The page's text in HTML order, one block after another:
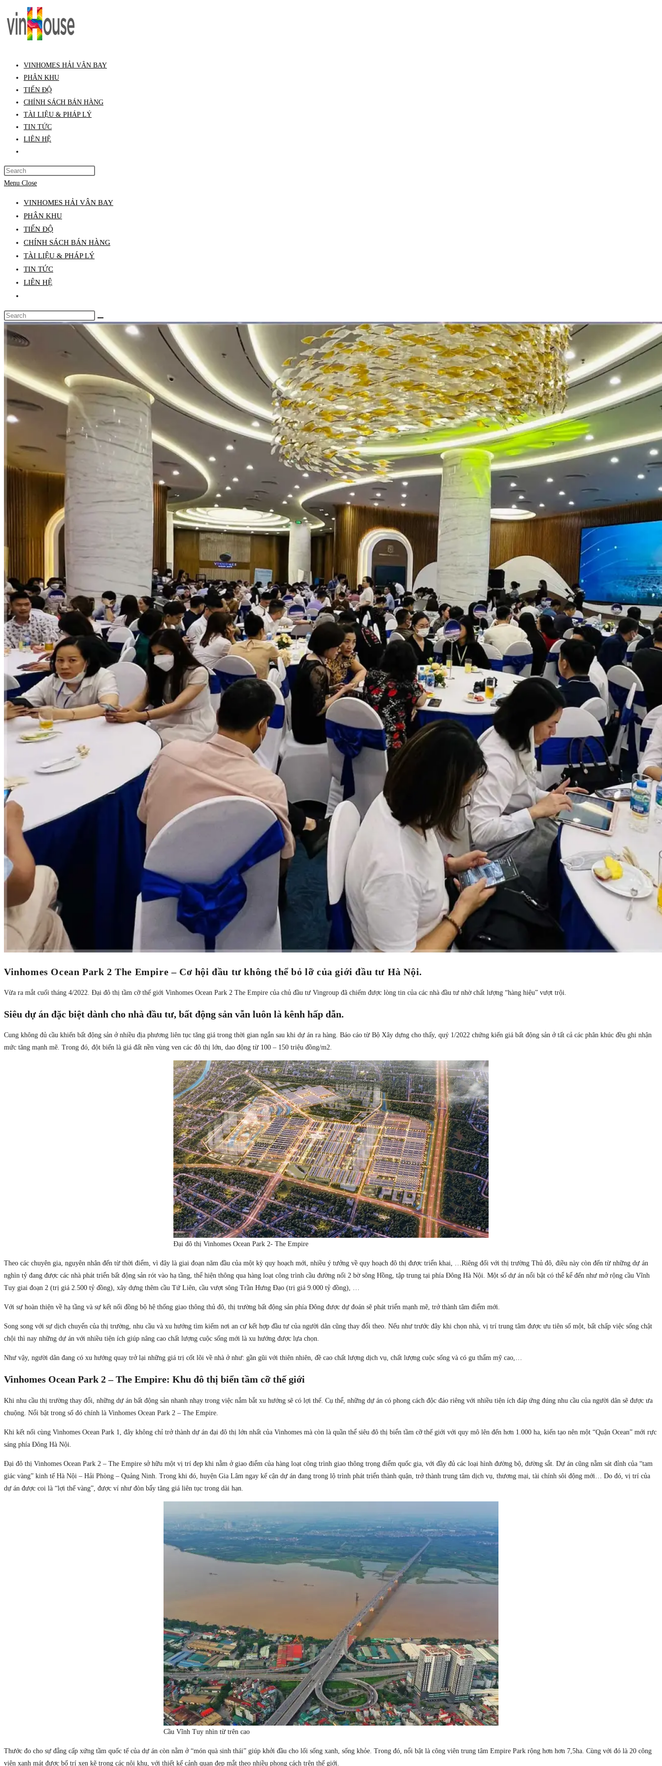
to
content
VINHOMES HẢI VÂN BAY
PHÂN KHU
TIẾN ĐỘ
CHÍNH SÁCH BÁN HÀNG
TÀI LIỆU & PHÁP LÝ
TIN TỨC
LIÊN HỆ
search
close
panel.
Menu Close
VINHOMES HẢI VÂN BAY
PHÂN KHU
TIẾN ĐỘ
CHÍNH SÁCH BÁN HÀNG
TÀI LIỆU & PHÁP LÝ
TIN TỨC
LIÊN HỆ
search
Search
this
website
Vinhomes Ocean Park 2 The Empire – Cơ hội đầu tư không thể bỏ lỡ của giới đầu tư Hà Nội.
Vừa ra mắt cuối tháng 4/2022. Đại đô thị tầm cỡ thế giới Vinhomes Ocean Park 2 The Empire của chủ đầu tư Vingroup đã chiếm được lòng tin của các nhà đầu tư nhờ chất lượng “hàng hiệu” vượt trội.
Siêu dự án đặc biệt dành cho nhà đầu tư, bất động sản vẫn luôn là kênh hấp dẫn.
Cung không đủ cầu khiến bất động sản ở nhiều địa phương liên tục tăng giá trong thời gian ngắn sau khi dự án ra hàng. Báo cáo từ Bộ Xây dựng cho thấy, quý 1/2022 chứng kiến giá bất động sản ở tất cả các phân khúc đều ghi nhận
mức tăng mạnh mẽ. Trong đó, đột biến là giá đất nền vùng ven các đô thị lớn, dao động từ 100 – 150 triệu đồng/m2.
Đại đô thị Vinhomes Ocean Park 2- The Empire
Theo các chuyên gia, nguyên nhân đến từ thời điểm, vì đây là giai đoạn năm đầu của một kỳ quy hoạch mới, nhiều ý tưởng về quy hoạch đô thị được triển khai, …Riêng đối với thị trường Thủ đô, điều này còn đến từ những dự án
nghìn tỷ đang được các nhà phát triển bất động sản rót vào hạ tầng, thể hiện thông qua hàng loạt công trình cầu đường nối 2 bờ sông Hồng, tập trung tại phía Đông Hà Nội. Một số dự án nổi bật có thể kể đến như mở rộng cầu Vĩnh
Tuy giai đoạn 2 (trị giá 2.500 tỷ đồng), xây dựng thêm cầu Tứ Liên, cầu vượt sông Trần Hưng Đạo (trị giá 9.000 tỷ đồng), …
Với sự hoàn thiện về hạ tầng và sự kết nối đồng bộ hệ thống giao thông thủ đô, thị trường bất động sản phía Đông được dự đoán sẽ phát triển mạnh mẽ, trở thành tâm điểm mới.
Song song với sự dịch chuyển của thị trường, nhu cầu và xu hướng tìm kiếm nơi an cư kết hợp đầu tư của người dân cũng thay đổi theo. Nếu như trước đây khi chọn nhà, vị trí trung tâm được ưu tiên số một, bất chấp việc sống chật
chội thì nay những dự án với nhiều tiện ích giúp nâng cao chất lượng cuộc sống mới là xu hướng được lựa chọn.
Như vậy, người dân đang có xu hướng quay trở lại những giá trị cốt lõi về nhà ở như: gần gũi với thiên nhiên, đề cao chất lượng dịch vụ, chất lượng cuộc sống và có gu thẩm mỹ cao,…
Vinhomes Ocean Park 2 – The Empire: Khu đô thị biển tầm cỡ thế giới
Khi nhu cầu thị trường thay đổi, những dự án bất động sản nhanh nhạy trong việc nắm bắt xu hướng sẽ có lợi thế. Cụ thể, những dự án có phong cách độc đáo riêng với nhiều tiện ích đáp ứng đúng nhu cầu của người dân sẽ được ưa
chuộng. Nổi bật trong số đó chính là Vinhomes Ocean Park 2 – The Empire.
Khi kết nối cùng Vinhomes Ocean Park 1, đây không chỉ trở thành dự án đại đô thị lớn nhất của Vinhomes mà còn là quần thể siêu đô thị biển tầm cỡ thế giới với quy mô lên đến hơn 1.000 ha, kiến tạo nên một “Quận Ocean” mới rực
sáng phía Đông Hà Nội.
Đại đô thị Vinhomes Ocean Park 2 – The Empire sở hữu một vị trí đẹp khi nằm ở giao điểm của hàng loạt công trình giao thông trọng điểm quốc gia, với đầy đủ các loại hình đường bộ, đường sắt. Dự án cũng nằm sát đỉnh của “tam
giác vàng” kinh tế Hà Nội – Hải Phòng – Quảng Ninh. Trong khi đó, huyện Gia Lâm ngay kế cận dự án đang trong lộ trình phát triển thành quận, trở thành trung tâm dịch vụ, thương mại, tài chính sôi động mới… Do đó, vị trí của
dự án được coi là “lợi thế vàng”, được ví như đòn bẩy tăng giá liên tục trong dài hạn.
Cầu Vĩnh Tuy nhìn từ trên cao
Thước đo cho sự đẳng cấp xứng tầm quốc tế của dự án còn nằm ở “món quà sinh thái” giúp khởi đầu cho lối sống xanh, sống khỏe. Trong đó, nổi bật là công viên trung tâm Empire Park rộng hơn hơn 7,5ha. Cùng với đó là 20 công
viên xanh mát được bố trí xen kẽ trong các nội khu, với thiết kế cảnh quan đẹp mắt theo nhiều phong cách trên thế giới.